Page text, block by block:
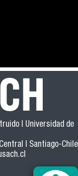
| Universidad de
| Santiago-Chile